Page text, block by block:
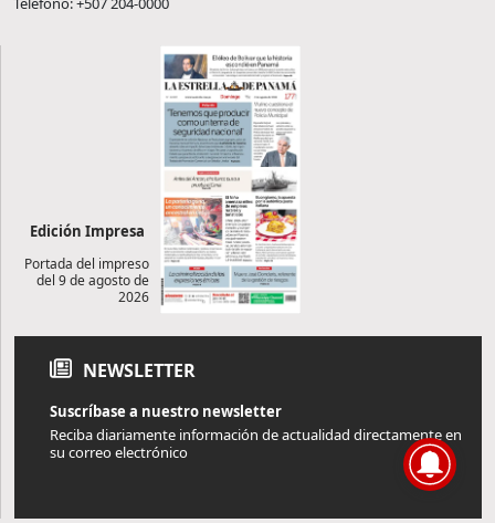
Edición Impresa
Portada del impreso
del 9 de agosto de
2026
NEWSLETTER
Suscríbase a nuestro newsletter
Reciba diariamente información de actualidad directamente en
su correo electrónico